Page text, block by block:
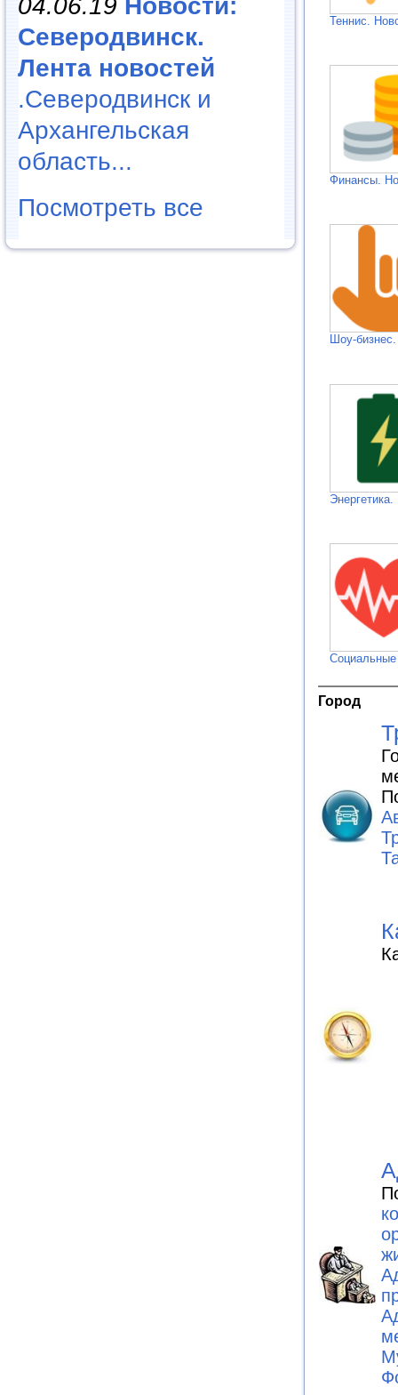
04.06.19 Новости:
Северодвинск.
Лента новостей
.Северодвинск и
Архангельская
область...
Посмотреть все
Теннис.
Финансы.
Шоу-
Социальные
Город